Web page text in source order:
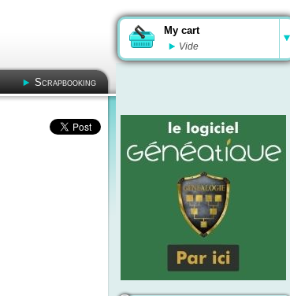
My cart
Vide
Scrapbooking